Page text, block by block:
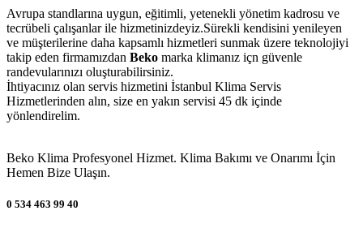
Avrupa standlarına uygun, eğitimli, yetenekli yönetim kadrosu ve
tecrübeli çalışanlar ile hizmetinizdeyiz.Sürekli kendisini yenileyen
ve müşterilerine daha kapsamlı hizmetleri sunmak üzere teknolojiyi
takip eden firmamızdan Beko marka klimanız içn güvenle
randevularınızı oluşturabilirsiniz.
İhtiyacınız olan servis hizmetini İstanbul Klima Servis
Hizmetlerinden alın, size en yakın servisi 45 dk içinde
yönlendirelim.
Beko Klima Profesyonel Hizmet. Klima Bakımı ve Onarımı İçin
Hemen Bize Ulaşın.
0 534 463 99 40